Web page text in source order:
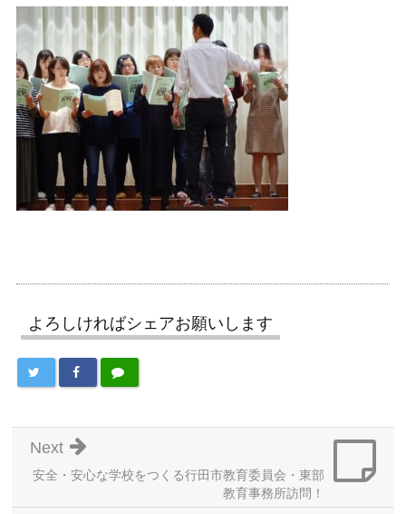
よろしければシェアお願いします
安全・安心な学校をつくる行田市教育委員会・東部
教育事務所訪問！
Next